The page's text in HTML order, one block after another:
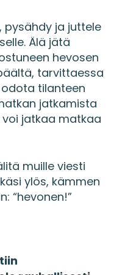
pysähdy ja juttele
Älä jätä
hevosen
tarvittaessa
tilanteen
jatkamista
jatkaa matkaa
muille viesti
ylös, kämmen
“hevonen!”